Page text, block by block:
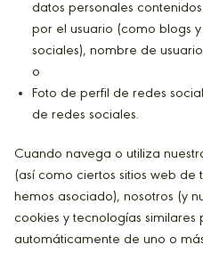
datos personales
por el usuario (como blogs
sociales), nombre de
o
Foto de perfil de redes
de redes sociales.
Cuando navega o utiliza
(así como ciertos sitios web de
hemos asociado), nosotros (y
cookies y tecnologías
automáticamente de uno o